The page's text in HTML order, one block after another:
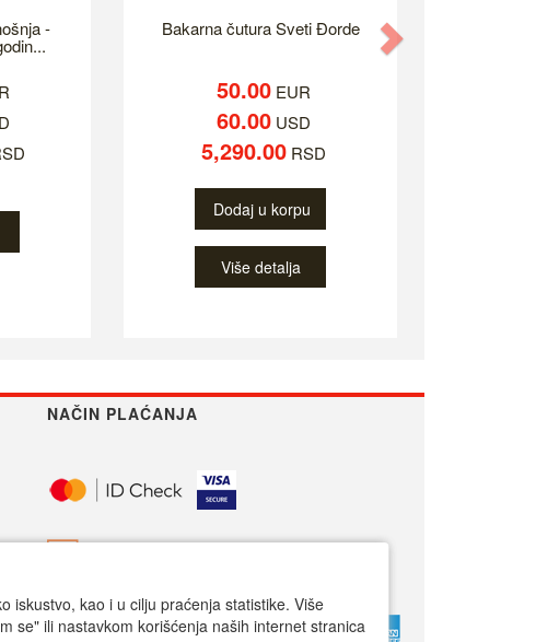
- Bakarna čutura Sveti Đorde
50.00EUR
60.00USD
5,290.00RSD
Dodaj u korpu
Više detalja
NAČIN PLAĆANJA
iskustvo, kao i u cilju praćenja statistike. Više
se" ili nastavkom korišćenja naših internet stranica